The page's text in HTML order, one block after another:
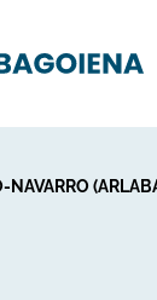
NAVARRO